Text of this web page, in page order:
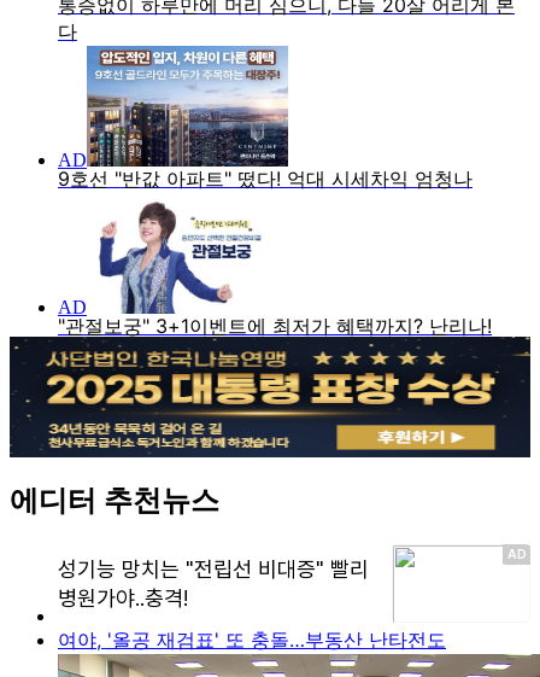
에디터 추천뉴스
여야, '올공 재검표' 또 충돌…부동산 난타전도